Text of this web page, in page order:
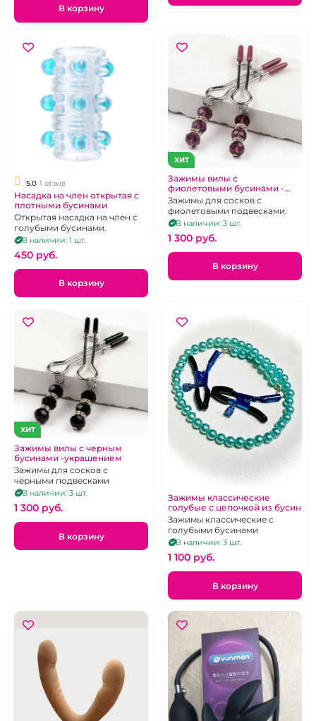
В корзину
5.0 1 отзыв
Насадка на член открытая с
плотными бусинами
Открытая насадка на член с
голубыми бусинами.
В наличии: 1 шт.
450 pуб.
В корзину
ХИТ
Зажимы вилы с
фиолетовыми бусинами -
украшением
Зажимы для сосков с
фиолетовыми подвесками.
В наличии: 3 шт.
1 300 pуб.
В корзину
ХИТ
Зажимы вилы с черным
бусинами -украшением
Зажимы для сосков с
чёрными подвесками
В наличии: 3 шт.
1 300 pуб.
В корзину
Зажимы классические
голубые с цепочкой из бусин
Зажимы классические c
голубыми бусинами
В наличии: 3 шт.
1 100 pуб.
В корзину